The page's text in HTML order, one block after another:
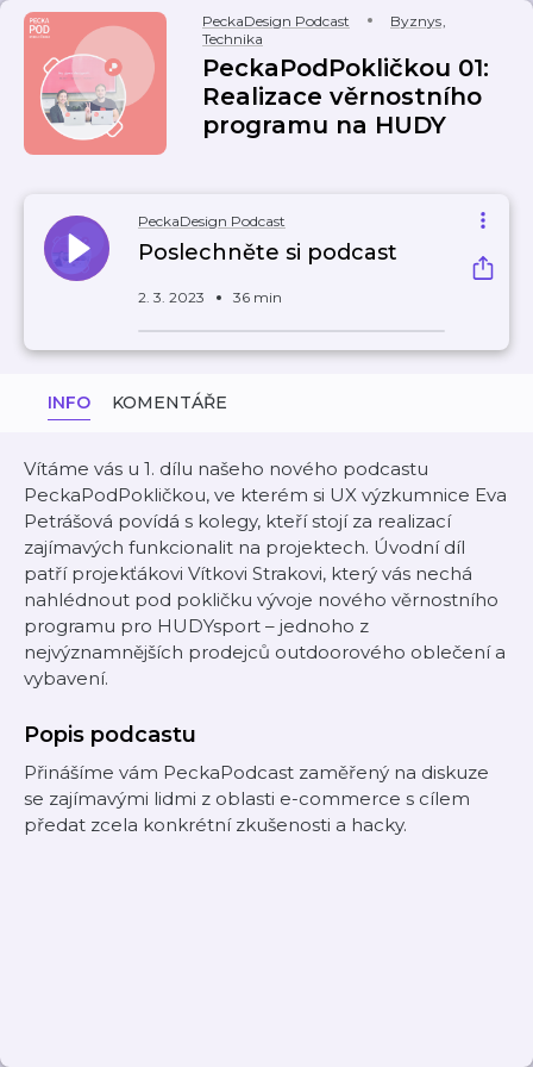
PeckaDesign Podcast Byznys,
Technika
PeckaPodPokličkou 01:
Realizace věrnostního
programu na HUDY
PeckaDesign Podcast
Poslechněte si podcast
2. 3. 2023 36 min
INFO KOMENTÁŘE
Vítáme vás u 1. dílu našeho nového podcastu
PeckaPodPokličkou, ve kterém si UX výzkumnice Eva
Petrášová povídá s kolegy, kteří stojí za realizací
zajímavých funkcionalit na projektech. Úvodní díl
patří projekťákovi Vítkovi Strakovi, který vás nechá
nahlédnout pod pokličku vývoje nového věrnostního
programu pro HUDYsport – jednoho z
nejvýznamnějších prodejců outdoorového oblečení a
vybavení.
Popis podcastu
Přinášíme vám PeckaPodcast zaměřený na diskuze
se zajímavými lidmi z oblasti e-commerce s cílem
předat zcela konkrétní zkušenosti a hacky.